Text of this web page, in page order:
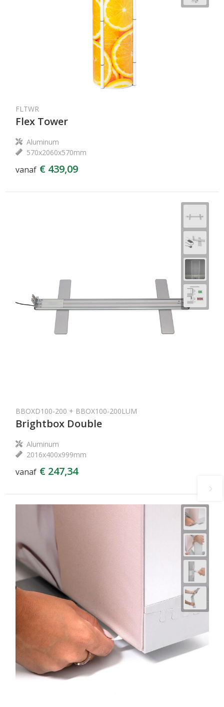
FLTWR
Flex Tower
Aluminum
570x2060x570mm
vanaf € 439,09
BBOXD100-200 + BBOX100-200LUM
Brightbox Double
Aluminum
2016x400x999mm
vanaf € 247,34